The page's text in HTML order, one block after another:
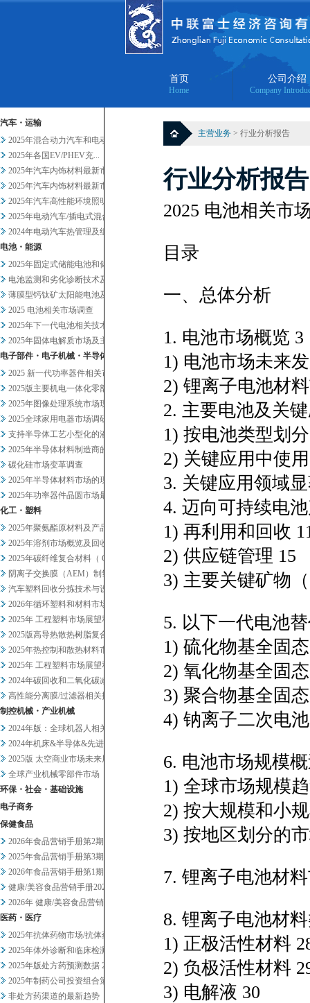
首页
Home
公司介绍
Company
汽车・运输
2025年混合动力汽车和电动汽...
2025年各国EV/PHEV充...
2025年汽车内饰材料最新市场...
2025年汽车内饰材料最新市场...
2025年汽车高性能环境照明的...
2025年电动汽车/插电式混合...
2024年电动汽车热管理及组件...
电池・能源
2025年固定式储能电池和储能...
电池监测和劣化诊断技术及服务当...
薄膜型钙钛矿太阳能电池及其他轻...
2025 电池相关市场调查
2025年下一代电池相关技术及...
2025年固体电解质市场及主要...
电子部件・电子机械・半导体
2025 新一代功率器件相关市...
2025版主要机电一体化零部件...
2025年图像处理系统市场现状...
2025全球家用电器市场调研
支持半导体工艺小型化的液体过滤...
2025年半导体材料制造商的业...
碳化硅市场变革调查
2025年半导体材料市场的现状...
2025年功率器件晶圆市场最新...
化工・塑料
2025年聚氨酯原材料及产品市...
2025年溶剂市场概览及回收相...
2025年碳纤维复合材料（ C...
阴离子交换膜（AEM）制氢及其...
汽车塑料回收分拣技术与设备调查
2026年循环塑料和材料市场新...
2025年 工程塑料市场展望和...
2025版高导热散热树脂复合材...
2025年热控制和散热材料市场...
2025年 工程塑料市场展望和...
2024年碳回收和二氧化碳减排...
高性能分离膜/过滤器相关技术和...
制控机械・产业机械
2024年版：全球机器人相关市...
2024年机床&半导体&先进设...
2025版 太空商业市场未来展...
全球产业机械零部件市场
环保・社会・基础设施
电子商务
保健食品
2026年食品营销手册第2期
2025年食品营销手册第3期
2026年食品营销手册第1期
健康/美容食品营销手册2025...
2026年 健康/美容食品营销...
医药・医疗
2025年抗体药物市场/抗体药...
2025年体外诊断和临床检测市...
2025年版处方药预测数据 2
2025年制药公司投资组合策略...
非处方药渠道的最新趋势
主营业务 > 行业分析报告
行业分析报告
2025 电池相关市
目录
一、总体分析
1. 电池市场概览 3
1) 电池市场未来
2) 锂离子电池材
2. 主要电池及关
1) 按电池类型划
2) 关键应用中使
3. 关键应用领域
4. 迈向可持续电
1) 再利用和回收
2) 供应链管理 15
3) 主要关键矿物
5. 以下一代电池
1) 硫化物基全固
2) 氧化物基全固
3) 聚合物基全固
4) 钠离子二次电
6. 电池市场规模
1) 全球市场规模
2) 按大规模和小
3) 按地区划分的
7. 锂离子电池材
8. 锂离子电池材
1) 正极活性材料
2) 负极活性材料
3) 电解液 30